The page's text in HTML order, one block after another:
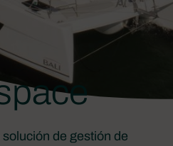
de gestión de